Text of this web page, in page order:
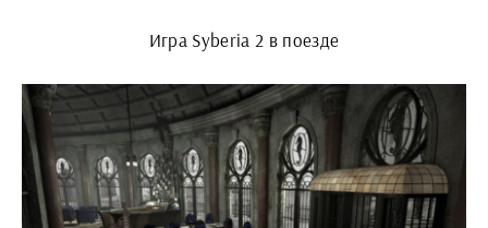
Игра Syberia 2 в поезде